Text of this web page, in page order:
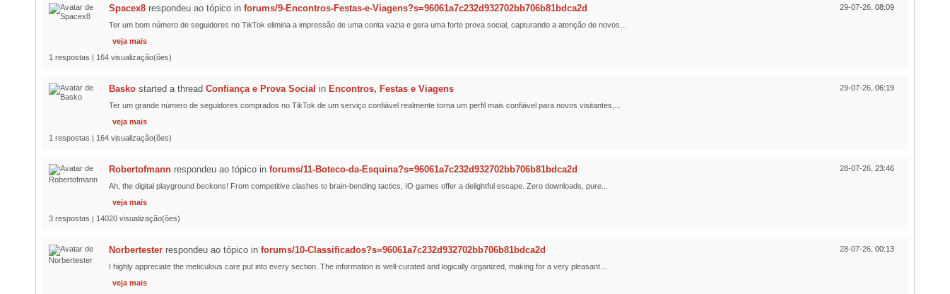
29-07-26, 08:09
Spacex8 respondeu ao tópico in forums/9-Encontros-Festas-e-Viagens?s=96061a7c232d932702bb706b81bdca2d
Ter um bom número de seguidores no TikTok elimina a impressão de uma conta vazia e gera uma forte prova social, capturando a atenção de novos...
veja mais
1 respostas | 164 visualização(ões)
29-07-26, 06:19
Basko started a thread Confiança e Prova Social in Encontros, Festas e Viagens
Ter um grande número de seguidores comprados no TikTok de um serviço confiável realmente torna um perfil mais confiável para novos visitantes,...
veja mais
1 respostas | 164 visualização(ões)
28-07-26, 23:46
Robertofmann respondeu ao tópico in forums/11-Boteco-da-Esquina?s=96061a7c232d932702bb706b81bdca2d
Ah, the digital playground beckons! From competitive clashes to brain-bending tactics, IO games offer a delightful escape. Zero downloads, pure...
veja mais
3 respostas | 14020 visualização(ões)
28-07-26, 00:13
Norbertester respondeu ao tópico in forums/10-Classificados?s=96061a7c232d932702bb706b81bdca2d
I highly appreciate the meticulous care put into every section. The information is well-curated and logically organized, making for a very pleasant...
veja mais